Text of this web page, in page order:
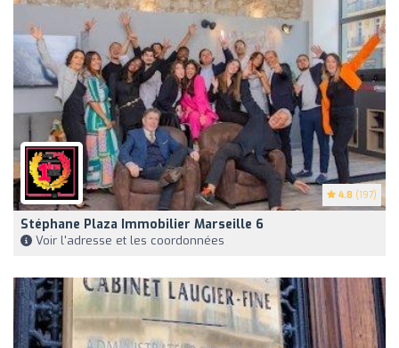
4.8 (197)
Stéphane Plaza Immobilier Marseille 6
Voir l'adresse et les coordonnées